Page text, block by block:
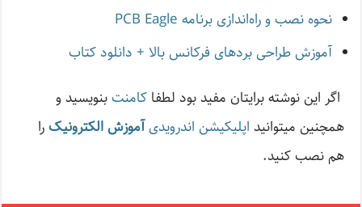
نحوه نصب و راه‌اندازی برنامه PCB Eagle
آموزش طراحی بردهای فرکانس بالا + دانلود کتاب
اگر این نوشته‌ برایتان مفید بود لطفاکامنت بنویسید و
همچنین میتوانید اپلیکیشن اندرویدیآموزش الکترونیک را
هم نصب کنید.